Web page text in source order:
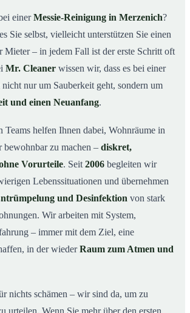
Messie-Reinigung
mit Mr. Cleaner in Merzenich
in Merzenich & Umgebung
Beratung zur Messie-Reinigung in
einerMessie-Reinigung in Merzenich?
Sie selbst, vielleicht unterstützen Sie einen
Mieter – in jedem Fall ist der erste Schritt oft
Mr. Cleaner wissen wir, dass es bei einer
nur um Sauberkeit geht, sondern um
und einen Neuanfang.
Teams helfen Ihnen dabei, Wohnräume in
zu machen – diskret,
Vorurteile. Seit 2006 begleiten wir
Lebenssituationen und übernehmen
und Desinfektion von stark
Wir arbeiten mit System,
– immer mit dem Ziel, eine
in der wiederRaum zum Atmen und
nichts schämen – wir sind da, um zu